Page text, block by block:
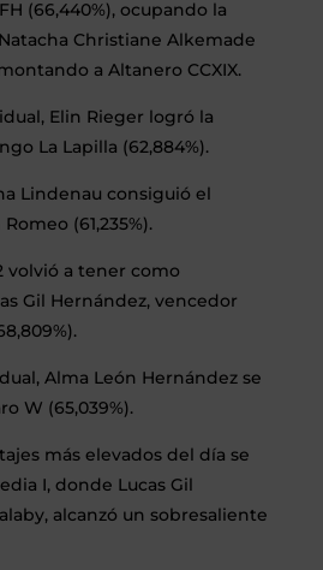
(66,440%), ocupando la
Christiane Alkemade
a Altanero CCXIX.
Elin Rieger logró la
La Lapilla (62,884%).
Lindenau consiguió el
(61,235%).
volvió a tener como
Gil Hernández, vencedor
Alma León Hernández se
W (65,039%).
más elevados del día se
I, donde Lucas Gil
alcanzó un sobresaliente